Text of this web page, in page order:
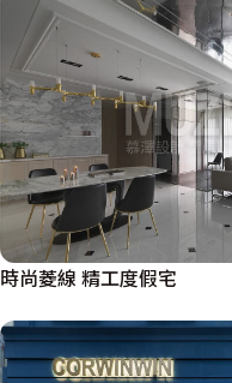
時尚菱線 精工度假宅